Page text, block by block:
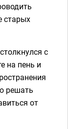
старых
с
на пень и
решать
от